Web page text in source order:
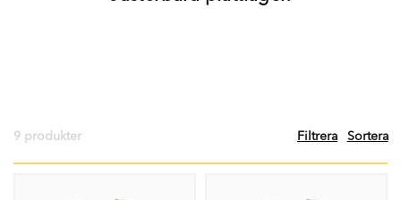
9 produkter Filtrera Sortera